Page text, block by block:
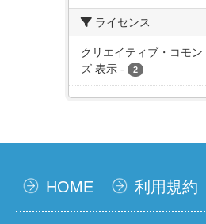
ライセンス
クリエイティブ・コモン
ズ 表示 - 2
HOME 利用規約